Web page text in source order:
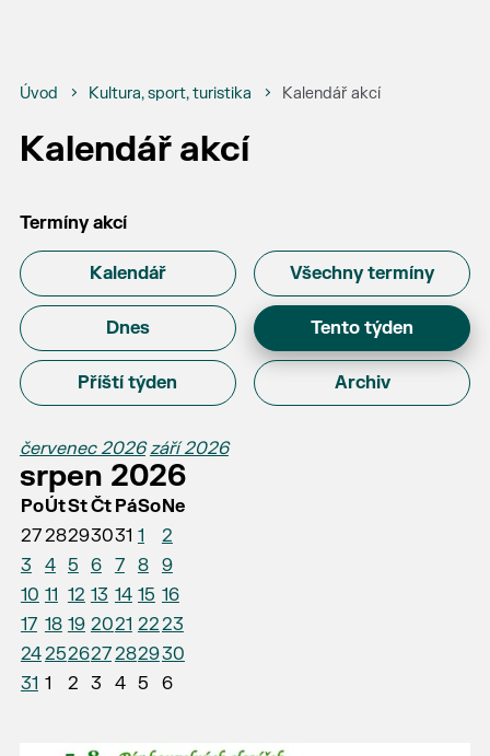
Úvod Kultura, sport, turistika Kalendář akcí
Kalendář akcí
Termíny akcí
Kalendář Všechny termíny
Dnes Tento týden
Příští týden Archiv
červenec 2026 září 2026
srpen 2026
PoÚtStČt PáSoNe
2728293031 1
2
3
4 5 6 7 8
9
10 11 12 13 14 15 16
17 18 19 2021 2223
24252627282930
31 1 2 3 4 5 6